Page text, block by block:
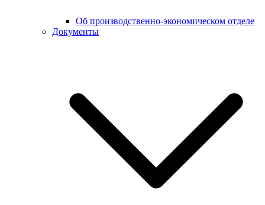
Об производственно-экономическом отделе
Документы